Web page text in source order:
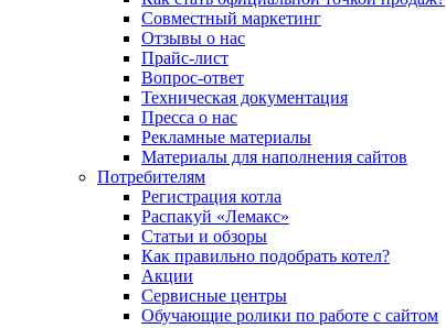
Совместный маркетинг
Отзывы о нас
Прайс-лист
Вопрос-ответ
Техническая документация
Пресса о нас
Рекламные материалы
Материалы для наполнения сайтов
Потребителям
Регистрация котла
Распакуй «Лемакс»
Статьи и обзоры
Как правильно подобрать котел?
Акции
Сервисные центры
Обучающие ролики по работе с сайтом